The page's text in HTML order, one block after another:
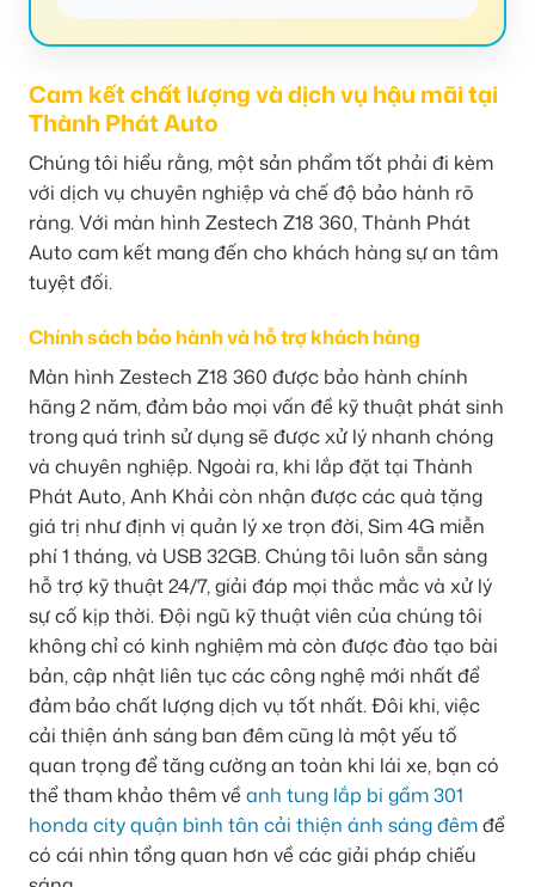
Cam kết chất lượng và dịch vụ hậu mãi tại
Thành Phát Auto
Chúng tôi hiểu rằng, một sản phẩm tốt phải đi kèm
với dịch vụ chuyên nghiệp và chế độ bảo hành rõ
ràng. Với màn hình Zestech Z18 360, Thành Phát
Auto cam kết mang đến cho khách hàng sự an tâm
tuyệt đối.
Chính sách bảo hành và hỗ trợ khách hàng
Màn hình Zestech Z18 360 được bảo hành chính
hãng 2 năm, đảm bảo mọi vấn đề kỹ thuật phát sinh
trong quá trình sử dụng sẽ được xử lý nhanh chóng
và chuyên nghiệp. Ngoài ra, khi lắp đặt tại Thành
Phát Auto, Anh Khải còn nhận được các quà tặng
giá trị như định vị quản lý xe trọn đời, Sim 4G miễn
phí 1 tháng, và USB 32GB. Chúng tôi luôn sẵn sàng
hỗ trợ kỹ thuật 24/7, giải đáp mọi thắc mắc và xử lý
sự cố kịp thời. Đội ngũ kỹ thuật viên của chúng tôi
không chỉ có kinh nghiệm mà còn được đào tạo bài
bản, cập nhật liên tục các công nghệ mới nhất để
đảm bảo chất lượng dịch vụ tốt nhất. Đôi khi, việc
cải thiện ánh sáng ban đêm cũng là một yếu tố
quan trọng để tăng cường an toàn khi lái xe, bạn có
thể tham khảo thêm về anh tung lắp bi gầm 301
honda city quận bình tân cải thiện ánh sáng đêmđể
có cái nhìn tổng quan hơn về các giải pháp chiếu